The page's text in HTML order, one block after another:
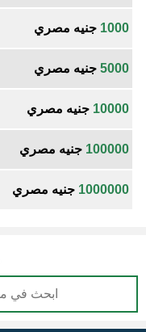
1000 جنيه مصري
5000 جنيه مصري
10000 جنيه مصري
100000 جنيه مصري
1000000 جنيه مصري